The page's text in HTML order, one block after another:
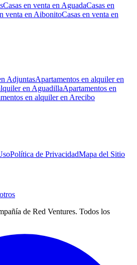
Casas en venta en AguadaCasas en
venta en AibonitoCasas en venta en
AdjuntasApartamentos en alquiler en
en AguadillaApartamentos en
en alquiler en Arecibo
Política de PrivacidadMapa del Sitio
de Red Ventures. Todos los